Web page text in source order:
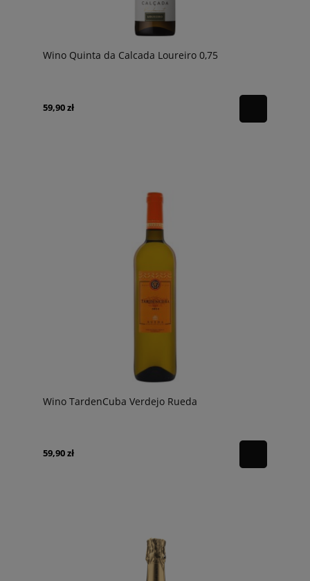
Wino Quinta da Calcada Loureiro 0,75
59,90 zł
Wino TardenCuba Verdejo Rueda
59,90 zł